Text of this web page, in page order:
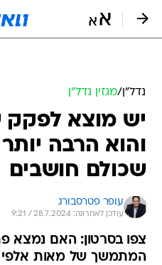
נדל״ן/מגזין נדל"ן
יש מוצא
והוא הרבה
שכולם חושבים
עופר פטרסבורג
עודכן לאחרונה: 28.7.2024 / 9:21
צפו בסרטון: האם נמצא
המתמשך של מאות אלפי